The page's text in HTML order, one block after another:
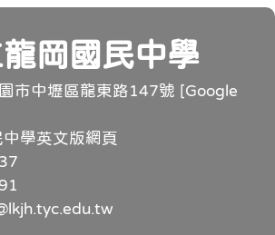
岡國民中學
市中壢區龍東路147號 [Google
學英文版網頁